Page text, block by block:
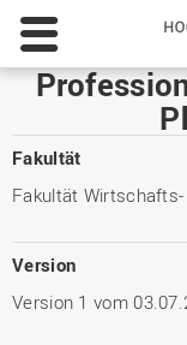
Fakultät
Fakultät
Version
Version 1 vom